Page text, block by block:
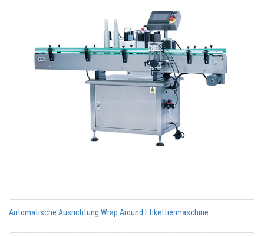
Automatische Ausrichtung Wrap Around Etikettiermaschine